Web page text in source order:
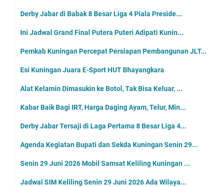
Derby Jabar di Babak 8 Besar Liga 4 Piala Preside...
Ini Jadwal Grand Final Putera Puteri Adipati Kunin...
Pemkab Kuningan Percepat Persiapan Pembangunan JLT...
Esi Kuningan Juara E-Sport HUT Bhayangkara
Alat Kelamin Dimasukin ke Botol, Tak Bisa Keluar, ...
Kabar Baik Bagi IRT, Harga Daging Ayam, Telur, Min...
Derby Jabar Tersaji di Laga Pertama 8 Besar Liga 4...
Agenda Kegiatan Bupati dan Sekda Kuningan Senin 29...
Senin 29 Juni 2026 Mobil Samsat Keliling Kuningan ...
Jadwal SIM Keliling Senin 29 Juni 2026 Ada Wilaya...